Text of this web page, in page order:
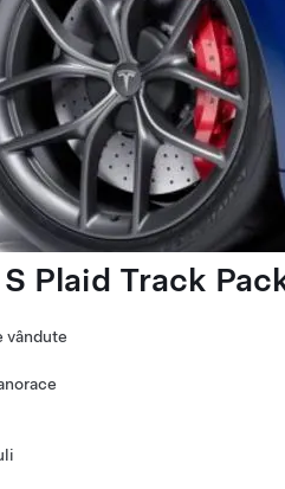
Plaid Track
vândute